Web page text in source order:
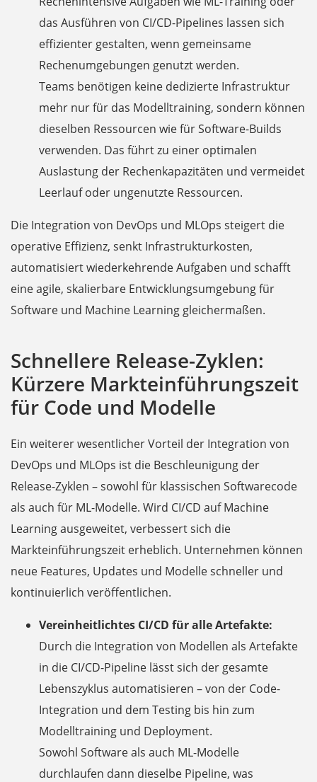
das Ausführen von CI/CD-Pipelines lassen sich
effizienter gestalten, wenn gemeinsame
Rechenumgebungen genutzt werden.
Teams benötigen keine dedizierte Infrastruktur
mehr nur für das Modelltraining, sondern können
dieselben Ressourcen wie für Software-Builds
verwenden. Das führt zu einer optimalen
Auslastung der Rechenkapazitäten und vermeidet
Leerlauf oder ungenutzte Ressourcen.
Die Integration von DevOps und MLOps steigert die
operative Effizienz, senkt Infrastrukturkosten,
automatisiert wiederkehrende Aufgaben und schafft
eine agile, skalierbare Entwicklungsumgebung für
Software und Machine Learning gleichermaßen.
Schnellere Release-Zyklen:
Kürzere Markteinführungszeit
für Code und Modelle
Ein weiterer wesentlicher Vorteil der Integration von
DevOps und MLOps ist die Beschleunigung der
Release-Zyklen – sowohl für klassischen Softwarecode
als auch für ML-Modelle. Wird CI/CD auf Machine
Learning ausgeweitet, verbessert sich die
Markteinführungszeit erheblich. Unternehmen können
neue Features, Updates und Modelle schneller und
kontinuierlich veröffentlichen.
Vereinheitlichtes CI/CD für alle Artefakte:
Durch die Integration von Modellen als Artefakte
in die CI/CD-Pipeline lässt sich der gesamte
Lebenszyklus automatisieren – von der Code-
Integration und dem Testing bis hin zum
Modelltraining und Deployment.
Sowohl Software als auch ML-Modelle
durchlaufen dann dieselbe Pipeline, was